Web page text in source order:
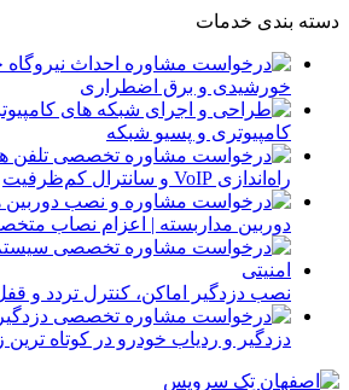
دسته بندی خدمات
خورشیدی و برق اضطراری
کامپیوتری و پسیو شبکه
راه‌اندازی VoIP و سانترال کم‌ظرفیت
دوربین مداربسته | اعزام نصاب
نصب دزدگیر اماکن، کنترل تردد و
دزدگیر و ردیاب خودرو در کوتاه ترین